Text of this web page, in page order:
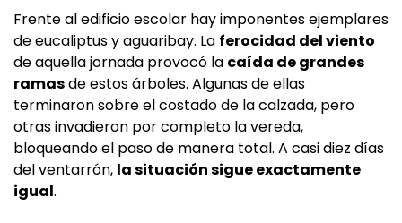
Frente al edificio escolar hay imponentes ejemplares
de eucaliptus y aguaribay. La ferocidad del viento
de aquella jornada provocó la caída de grandes
ramasde estos árboles. Algunas de ellas
terminaron sobre el costado de la calzada, pero
otras invadieron por completo la vereda,
bloqueando el paso de manera total. A casi diez días
del ventarrón, la situación sigue exactamente
igual.